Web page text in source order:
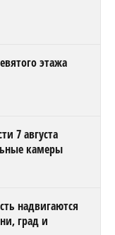
этажа
7 августа
камеры
надвигаются
град и